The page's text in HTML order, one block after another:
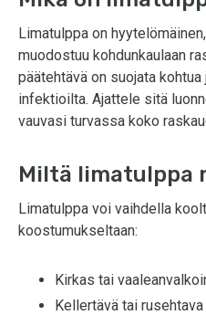
Limatulppa on
muodostuu kohdunkaulaan
päätehtävä on suojata
infektioilta. Ajattele sitä
vauvasi turvassa koko
Miltä limatulppa
Limatulppa voi vaihdella
koostumukseltaan:
Kirkas tai
Kellertävä tai rusehtava